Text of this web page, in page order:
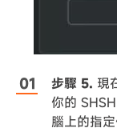
步驟 5. 現
你的
腦上的指定